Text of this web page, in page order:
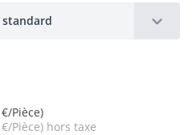
standard
Pièce)
Pièce) hors taxe